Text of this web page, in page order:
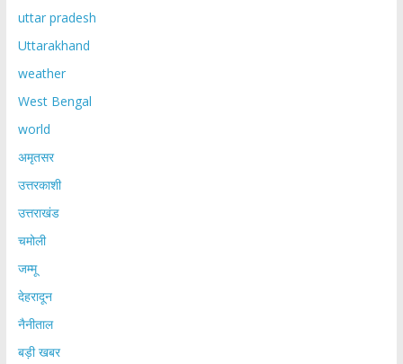
uttar pradesh
Uttarakhand
weather
West Bengal
world
अमृतसर
उत्तरकाशी
उत्तराखंड
चमोली
जम्मू
देहरादून
नैनीताल
बड़ी खबर